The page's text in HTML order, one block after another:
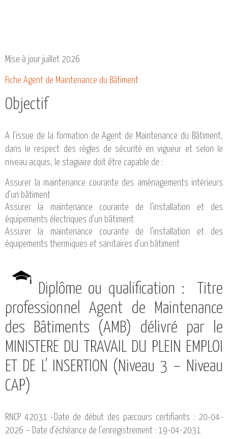
NOS FORMATIONS SUR DEMANDE
OPPORTUNITÉS
AGENDA
Mise à jour juillet 2026
Fiche Agent de Maintenance du Bâtiment
Objectif
A l’issue de la formation de Agent de Maintenance du Bâtiment,
dans le respect des règles de sécurité en vigueur et selon le
niveau acquis, le stagiaire doit être capable de :
Assurer la maintenance courante des aménagements intérieurs
d’un bâtiment
Assurer la maintenance courante de l’installation et des
équipements électriques d’un bâtiment
Assurer la maintenance courante de l’installation et des
équipements thermiques et sanitaires d’un bâtiment
Diplôme ou qualification : Titre
professionnel Agent de Maintenance
des Bâtiments (AMB) délivré par le
MINISTERE DU TRAVAIL DU PLEIN EMPLOI
ET DE L’ INSERTION (Niveau 3 – Niveau
CAP)
RNCP 42031 -Date de début des parcours certifiants : 20-04-
2026 – Date d’échéance de l’enregistrement : 19-04-2031